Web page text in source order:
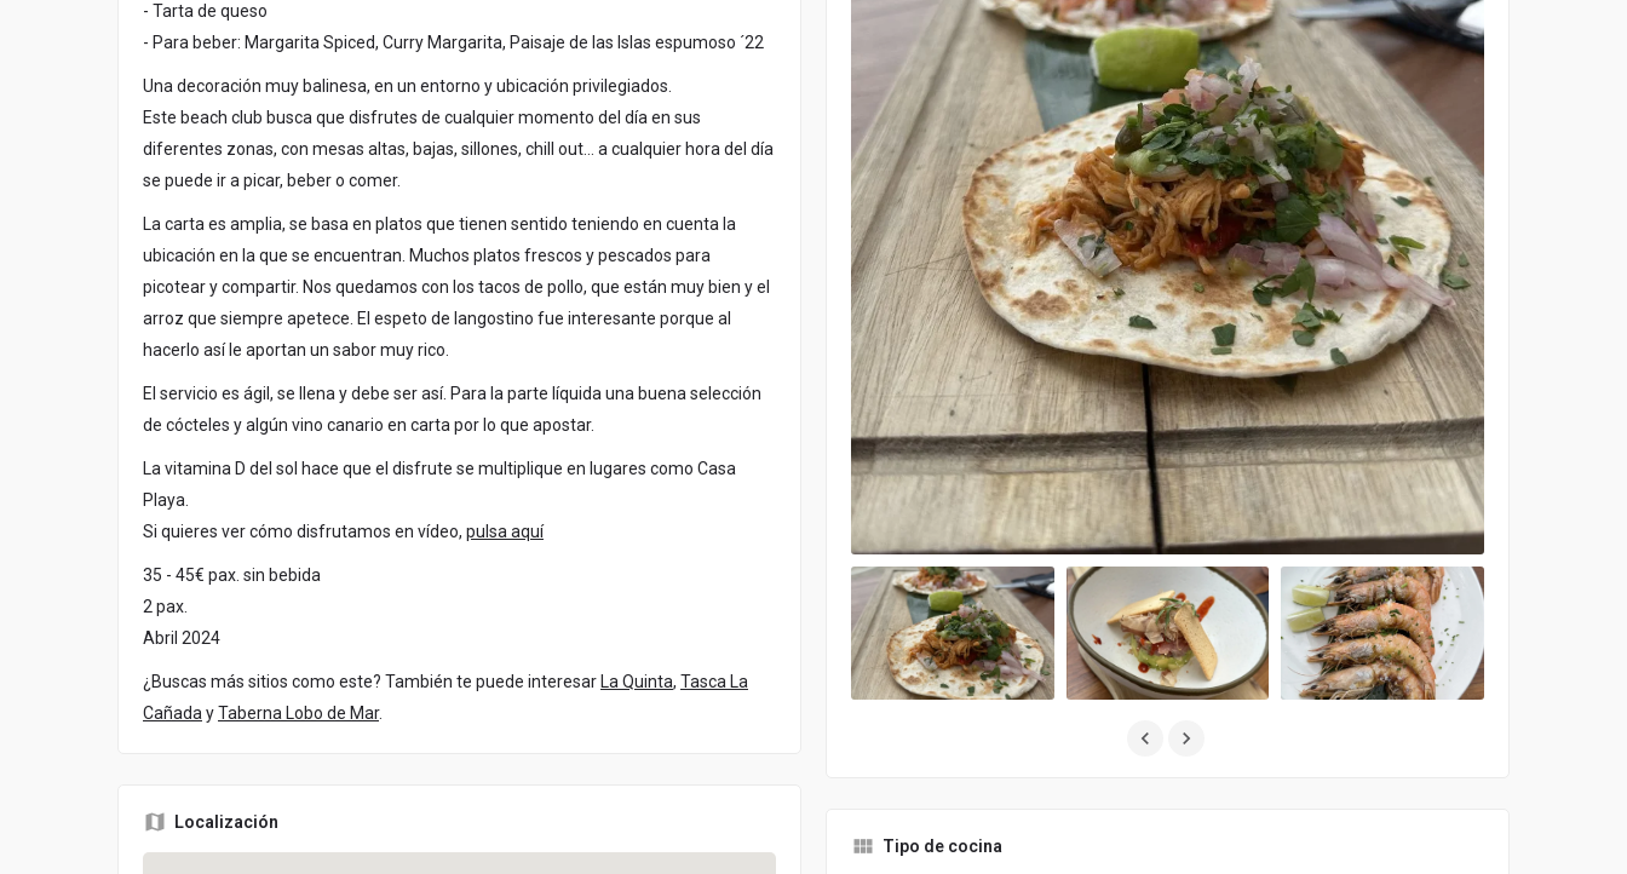
- Tarta de queso
- Para beber: Margarita Spiced, Curry Margarita, Paisaje de las Islas espumoso ´22
Una decoración muy balinesa, en un entorno y ubicación privilegiados.
Este beach club busca que disfrutes de cualquier momento del día en sus
diferentes zonas, con mesas altas, bajas, sillones, chill out… a cualquier hora del día
se puede ir a picar, beber o comer.
La carta es amplia, se basa en platos que tienen sentido teniendo en cuenta la
ubicación en la que se encuentran. Muchos platos frescos y pescados para
picotear y compartir. Nos quedamos con los tacos de pollo, que están muy bien y el
arroz que siempre apetece. El espeto de langostino fue interesante porque al
hacerlo así le aportan un sabor muy rico.
El servicio es ágil, se llena y debe ser así. Para la parte líquida una buena selección
de cócteles y algún vino canario en carta por lo que apostar.
La vitamina D del sol hace que el disfrute se multiplique en lugares como Casa
Playa.
Si quieres ver cómo disfrutamos en vídeo, pulsa aquí
35 - 45€ pax. sin bebida
2 pax.
Abril 2024
¿Buscas más sitios como este? También te puede interesar La Quinta, Tasca La
CañadayTaberna Lobo de Mar.
Localización
Tipo de cocina